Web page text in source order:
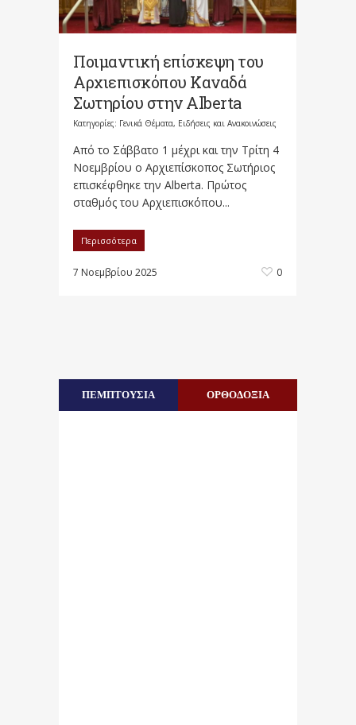
Ποιμαντική επίσκεψη του
Αρχιεπισκόπου Καναδά
Σωτηρίου στην Alberta
Κατηγορίες: Γενικά Θέματα, Ειδήσεις και Ανακοινώσεις
Από το Σάββατο 1 μέχρι και την Τρίτη 4
Νοεμβρίου ο Αρχιεπίσκοπος Σωτήριος
επισκέφθηκε την Alberta. Πρώτος
σταθμός του Αρχιεπισκόπου...
Περισσότερα
7 Νοεμβρίου 2025 0
ΠΕΜΠΤΟΥΣΙΑ ΟΡΘΟΔΟΞΙΑ